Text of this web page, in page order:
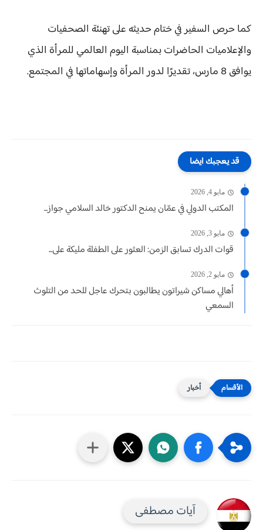
كما حرص السفير في ختام حديثه علىتهنئة الصحفيات
والإعلاميات الحاضراتبمناسبة اليوم العالمي للمرأة الذي
يوافق 8 مارس
، تقديرًا لدور المرأة وإسهاماتها في المجتمع.
قد يعجبك ايضا
مايو 4, 2026
المكتب الدولي في عمّان يمنح الدكتور خالد السلامي جواز...
مايو 3, 2026
قوات الدرك تسابق الزمن: العثور على الطفلة مليكة على...
مايو 2, 2026
أهالي مساكن شيراتون يطالبون بتحرك عاجل للحد من التلوث
السمعي
أخبار
آيات مصطفى